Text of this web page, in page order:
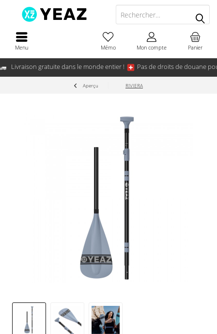
Livraison gratuite dans le monde entier ! Pas de droits de douane
Menu Panier
Mémo Mon compte
Aperçu RIVIERA